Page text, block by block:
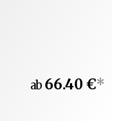
ab 66.40 €*